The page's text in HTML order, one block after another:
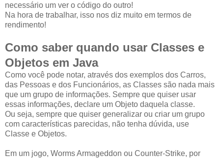
necessário um ver o código do outro!
Na hora de trabalhar, isso nos diz muito em termos de
rendimento!
Como saber quando usar Classes e
Objetos em Java
Como você pode notar, através dos exemplos dos Carros,
das Pessoas e dos Funcionários, as Classes são nada mais
que um grupo de informações. Sempre que quiser usar
essas informações, declare um Objeto daquela classe.
Ou seja, sempre que quiser generalizar ou criar um grupo
com características parecidas, não tenha dúvida, use
Classe e Objetos.
Em um jogo, Worms Armageddon ou Counter-Strike, por